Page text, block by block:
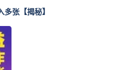
张【揭秘】